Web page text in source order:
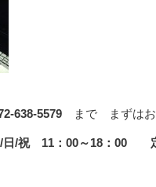
638-5579 まで まずは
/祝 11：00～18：00 定